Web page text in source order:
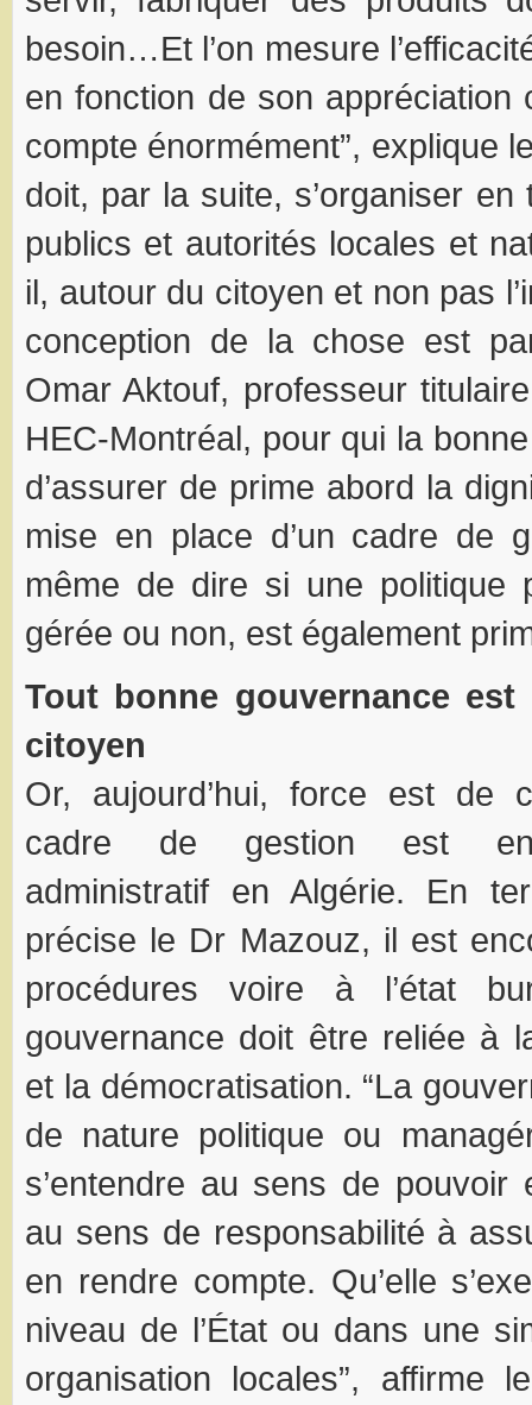
besoin…Et l’on mesure
en fonction de son appréciation
compte énormément”, explique
doit, par la suite, s’organiser
publics et autorités locales et
il, autour du citoyen et non pas
conception de la chose est
Omar Aktouf, professeur
HEC-Montréal, pour qui la
d’assurer de prime abord la
mise en place d’un cadre de
même de dire si une politique
gérée ou non, est également
Tout bonne gouvernance
citoyen
Or, aujourd’hui, force est de
cadre de gestion est
administratif en Algérie. En
précise le Dr Mazouz, il est
procédures voire à l’état
gouvernance doit être reliée à
et la démocratisation. “La
de nature politique ou
s’entendre au sens de pouvoir
au sens de responsabilité à
en rendre compte. Qu’elle
niveau de l’État ou dans une
organisation locales”, affirme